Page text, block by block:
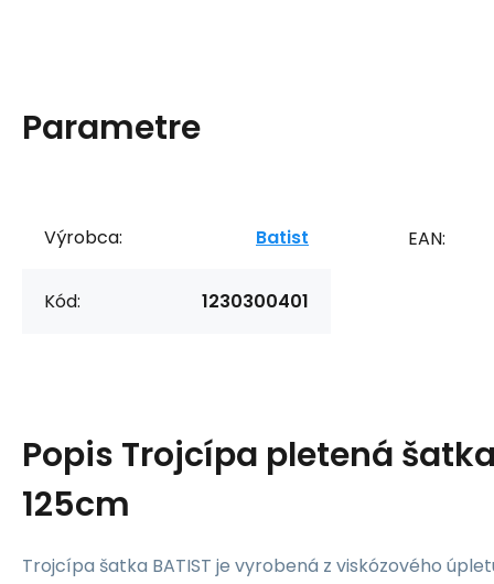
Parametre
Výrobca: Batist
Kód: 1230300401
EAN:
Popis Trojcípa pletená
125cm
Trojcípa šatka BATIST je vyrobená z viskózového